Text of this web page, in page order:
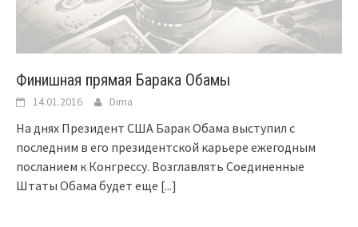
Финишная прямая Барака Обамы
14.01.2016 Dima
На днях Президент США Барак Обама выступил с
последним в его президентской карьере ежегодным
посланием к Конгрессу. Возглавлять Соединенные
Штаты Обама будет еще [...]